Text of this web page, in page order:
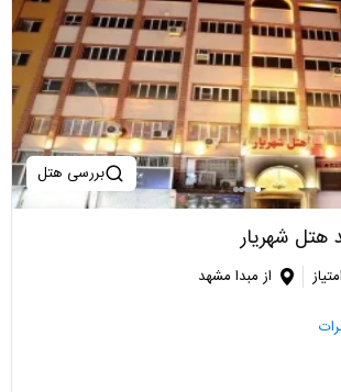
بررسی هتل
هتل شهریار
از مبدا مشهد